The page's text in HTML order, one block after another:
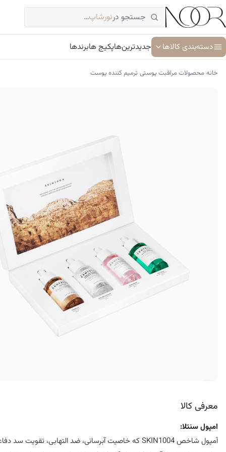
رفتن
به
محتوا
جستجو درنورشاپ…
دسته‌بندی کالاها جدیدترین‌هاپکیج هابرندها
خانه›محصولات مراقبت پوستی›ترمیم کننده پوست
معرفی کالا
امپول سنتلا:
آمپول شاخص SKIN1004 که خاصیت آبرسانی، ضد التهابی، تقویت سد دفاعی و آنتی‌ اکسیدانی دارد